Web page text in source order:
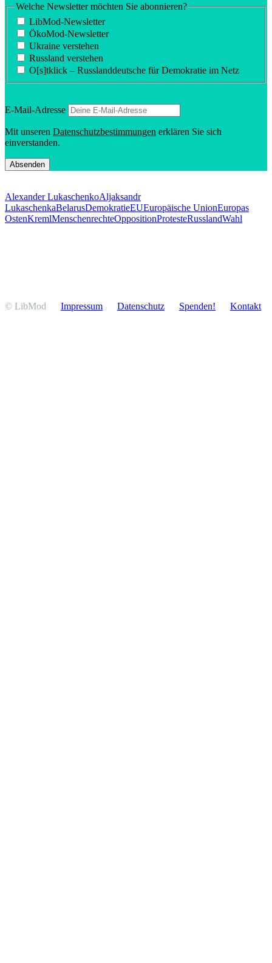
Welche Newsletter möchten Sie abonnieren?
LibMod-Newsletter
ÖkoMod-Newsletter
Ukraine verstehen
Russland verstehen
O[s]tklick – Russland­deutsche für Demokratie im Netz
E‑Mail-Adresse
Mit unseren Daten­schutz­be­stim­mungen erklären Sie sich
einverstanden.
Alexander LukaschenkoAljaksandr
LukaschenkaBelarusDemokratieEUEuropäische UnionEuropas
OstenKremlMenschenrechteOppositionProtesteRusslandWahl
© LibMod Impressum Daten­schutz Spenden! Kontakt